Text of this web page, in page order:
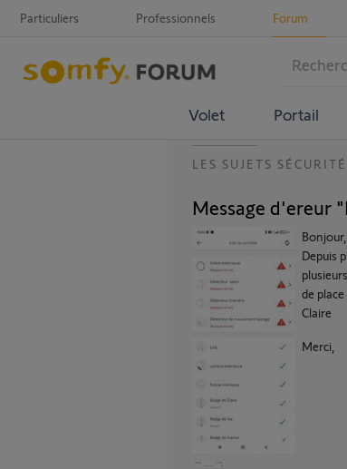
Particuliers Professionnels Forum
Volet Portail
LES SUJETS SÉCURITÉ
Message d'ereur
Bonjour,
Depuis
de
Claire
Merci,